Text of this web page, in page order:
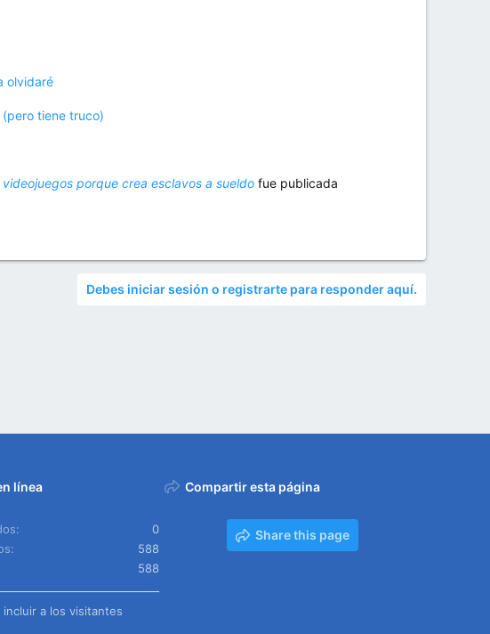
olvidaré
tiene truco)
porque crea esclavos a sueldo fue publicada
Debes iniciar sesión o registrarte para responder aquí.
línea
0
588
588
a los visitantes
Compartir esta página
Share this page